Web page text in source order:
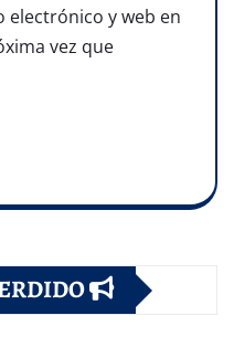
y web en
vez que